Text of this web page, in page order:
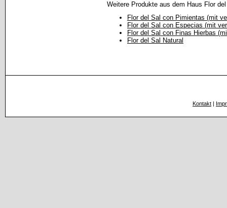
Weitere Produkte aus dem Haus Flor
Flor del Sal con Pimientas (mit
Flor del Sal con Especias (mit
Flor del Sal con Finas Hierbas
Flor del Sal Natural
Kontakt |